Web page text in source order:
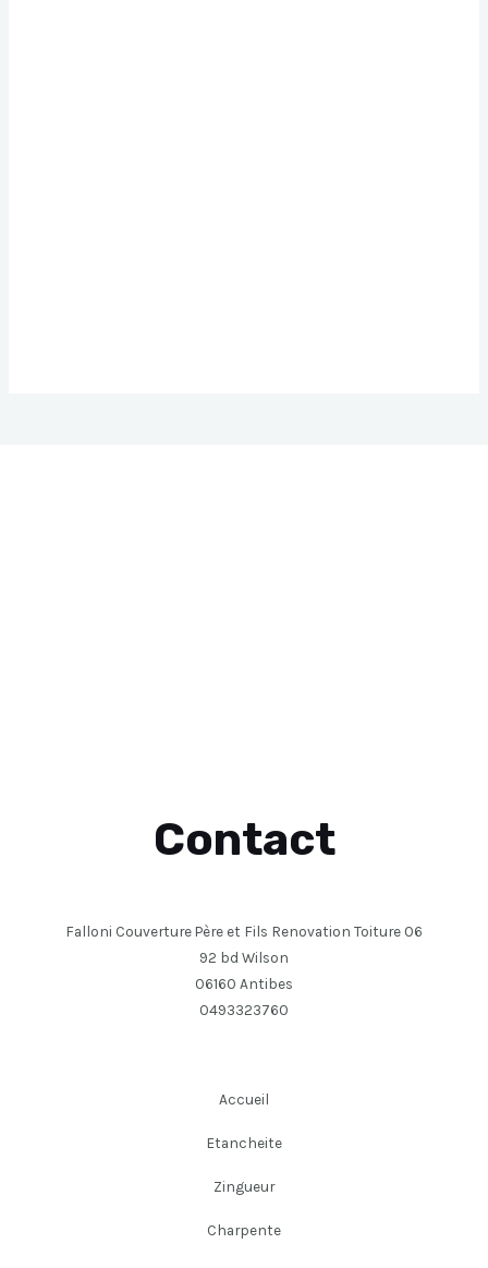
Contact
Falloni Couverture Père et Fils Renovation Toiture 06
92 bd Wilson
06160 Antibes
0493323760
Accueil
Etancheite
Zingueur
Charpente